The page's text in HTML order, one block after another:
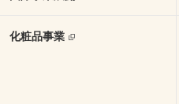
化粧品事業